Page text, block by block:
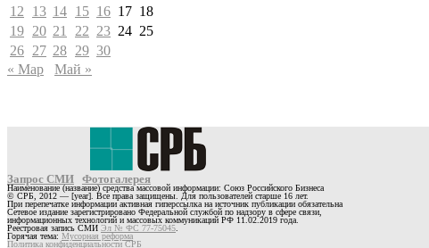
12
13 14 15 16 17 18
19 20 21 22 23 24 25
26 27 28 29 30
« Мар
Май »
Запрос СМИ Фотогалерея
Наименование (название) средства массовой информации: Союз Российского Бизнеса
© СРБ, 2012 — [year]. Все права защищены. Для пользователей старше 16 лет.
При перепечатке информации активная гиперссылка на источник публикации обязательна
Сетевое издание зарегистрировано Федеральной службой по надзору в сфере связи,
информационных технологий и массовых коммуникаций РФ 11.02.2019 года.
Реестровая запись СМИ Эл № ФС 77-75045
Горячая тема: Мусорная реформа
Политика конфиденциальности СРБ